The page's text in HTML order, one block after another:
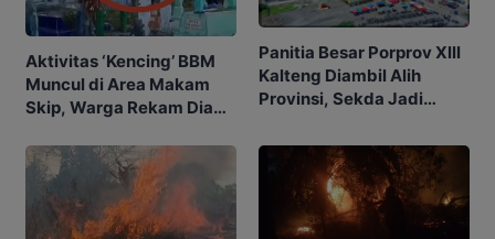
Aktivitas ‘Kencing’ BBM
Muncul di Area Makam
Skip, Warga Rekam Diam-
Panitia Besar Porprov Xlll
Kalteng Diambil Alih
Provinsi, Sekda Jadi